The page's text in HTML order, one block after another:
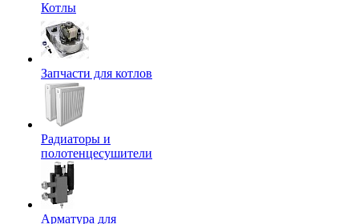
Котлы
Запчасти для котлов
Радиаторы и
полотенцесушители
Арматура для